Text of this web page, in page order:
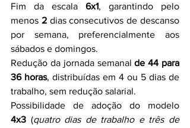
Fim da escala 6x1, garantindo pelo
menos 2 dias consecutivos de descanso
por semana, preferencialmente aos
sábados e domingos.
Redução da jornada semanal de 44 para
36 horas, distribuídas em 4 ou 5 dias de
trabalho, sem redução salarial.
4x3 (quatro dias de trabalho e três de